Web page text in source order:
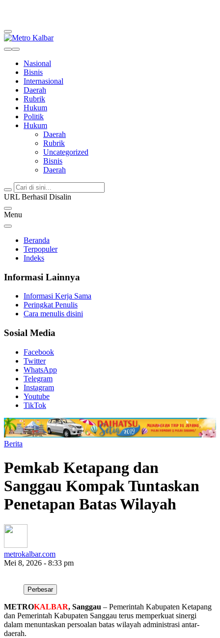
Nasional
Bisnis
Internasional
Daerah
Rubrik
Hukum
Politik
Hukum
Daerah
Rubrik
Uncategorized
Bisnis
Daerah
URL Berhasil Disalin
Menu
Beranda
Terpopuler
Indeks
Informasi Lainnya
Informasi Kerja Sama
Peringkat Penulis
Cara menulis disini
Sosial Media
Facebook
Twitter
WhatsApp
Telegram
Instagram
Youtube
TikTok
Berita
Pemkab Ketapang dan
Sanggau Kompak Tuntaskan
Penetapan Batas Wilayah
metrokalbar.com
Mei 8, 2026 - 8:33 pm
Perbesar
METROKALBAR, Sanggau – Pemerintah Kabupaten Ketapang
dan Pemerintah Kabupaten Sanggau terus memperkuat sinergi
dalam menuntaskan persoalan batas wilayah administrasi antar-
daerah.